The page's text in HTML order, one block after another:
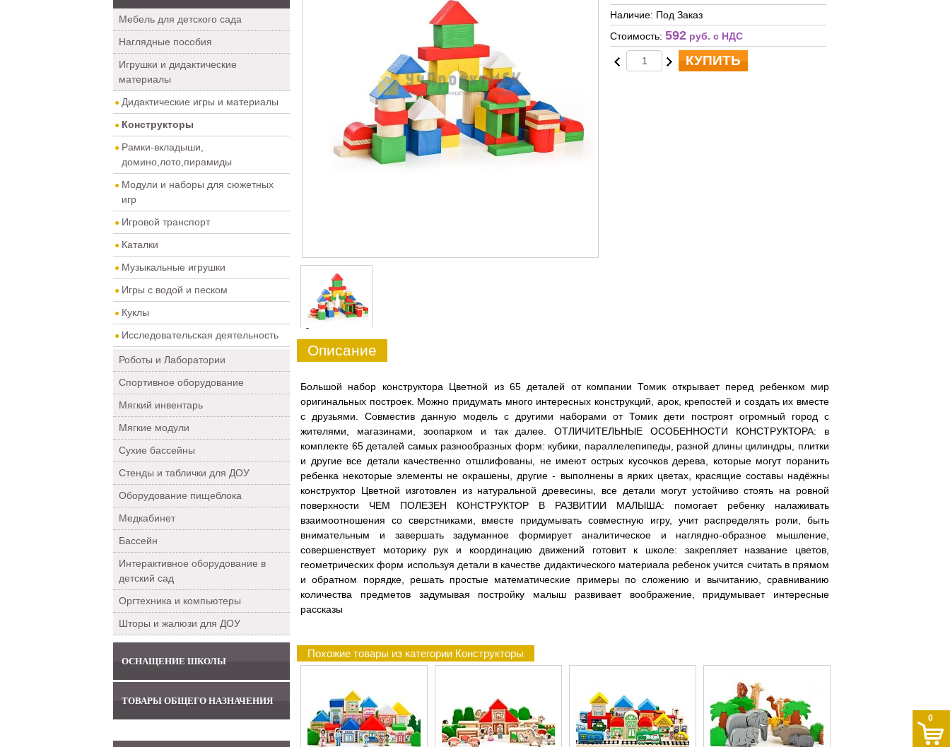
Мебель для детского сада
Наглядные пособия
Игрушки и дидактические
материалы
Дидактические игры и материалы
Конструкторы
Рамки-вкладыши,
домино,лото,пирамиды
Модули и наборы для сюжетных
игр
Игровой транспорт
Каталки
Музыкальные игрушки
Игры с водой и песком
Куклы
Исследовательская деятельность
Роботы и Лаборатории
Спортивное оборудование
Мягкий инвентарь
Мягкие модули
Сухие бассейны
Стенды и таблички для ДОУ
Оборудование пищеблока
Медкабинет
Бассейн
Интерактивное оборудование в
детский сад
Оргтехника и компьютеры
Шторы и жалюзи для ДОУ
ОСНАЩЕНИЕ ШКОЛЫ
ТОВАРЫ ОБЩЕГО НАЗНАЧЕНИЯ
0
Наличие: Под Заказ
Стоимость: 592 руб. c НДС
КУПИТЬ
Описание
Большой набор конструктора Цветной из 65 деталей от компании Томик открывает перед ребенком мир
оригинальных построек. Можно придумать много интересных конструкций, арок, крепостей и создать их вместе
с друзьями. Совместив данную модель с другими наборами от Томик дети построят огромный город с
жителями, магазинами, зоопарком и так далее. ОТЛИЧИТЕЛЬНЫЕ ОСОБЕННОСТИ КОНСТРУКТОРА: в
комплекте 65 деталей самых разнообразных форм: кубики, параллелепипеды, разной длины цилиндры, плитки
и другие все детали качественно отшлифованы, не имеют острых кусочков дерева, которые могут поранить
ребенка некоторые элементы не окрашены, другие - выполнены в ярких цветах, красящие составы надёжны
конструктор Цветной изготовлен из натуральной древесины, все детали могут устойчиво стоять на ровной
поверхности ЧЕМ ПОЛЕЗЕН КОНСТРУКТОР В РАЗВИТИИ МАЛЫША: помогает ребенку налаживать
взаимоотношения со сверстниками, вместе придумывать совместную игру, учит распределять роли, быть
внимательным и завершать задуманное формирует аналитическое и наглядно-образное мышление,
совершенствует моторику рук и координацию движений готовит к школе: закрепляет название цветов,
геометрических форм используя детали в качестве дидактического материала ребенок учится считать в прямом
и обратном порядке, решать простые математические примеры по сложению и вычитанию, сравниванию
количества предметов задумывая постройку малыш развивает воображение, придумывает интересные
рассказы
Похожие товары из категории Конструкторы
0